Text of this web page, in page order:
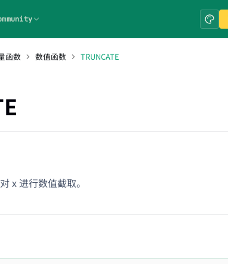
函数 数值函数 TRUNCATE
x 进行数值截取。